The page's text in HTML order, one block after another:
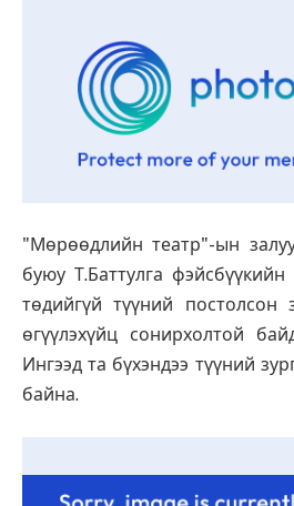
"Мөрөөдлийн театр"-ын
буюу Т.Баттулга фэйсбүүкийн
төдийгүй түүний постолсон
өгүүлэхүйц сонирхолтой
Ингээд та бүхэндээ түүний
байна.